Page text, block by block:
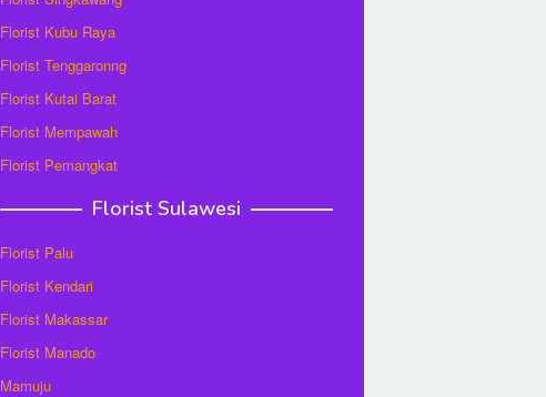
Florist Kubu Raya
Florist Tenggaronng
Florist Kutai Barat
Florist Mempawah
Florist Pemangkat
Florist Sulawesi
Florist Palu
Florist Kendari
Florist Makassar
Florist Manado
Mamuju